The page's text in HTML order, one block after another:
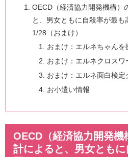
OECD（経済協力開発機構）
と、男女ともに自殺率が最
1/28（おまけ）
おまけ：エルネちゃんを
おまけ：エルネクロスワ
おまけ：エルネ面白検定
お小遣い情報
OECD（経済協力開発機
計によると、男女とも